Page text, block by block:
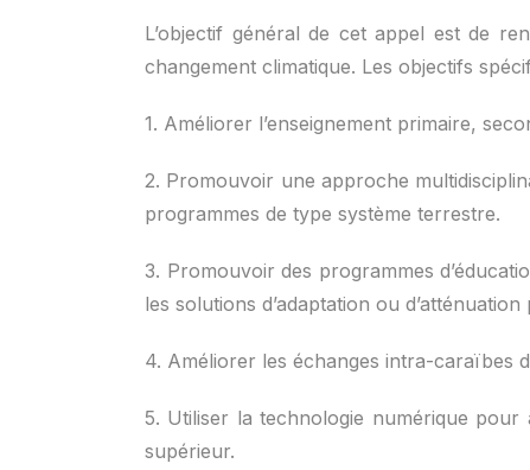
L’objectif général de cet appel est de
changement climatique. Les objectifs
1. Améliorer l’enseignement primaire,
2. Promouvoir une approche
programmes de type système terrestre.
3. Promouvoir des programmes
les solutions d’adaptation ou
4. Améliorer les échanges intra-caraïbes
5. Utiliser la technologie numérique pour
supérieur.